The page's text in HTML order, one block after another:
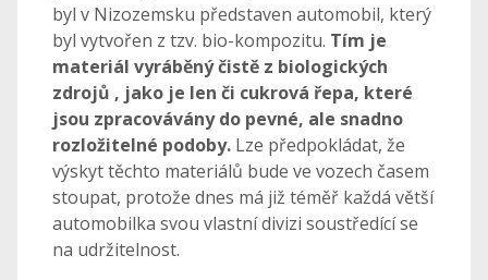
byl v Nizozemsku představen automobil, který
byl vytvořen z tzv. bio-kompozitu. Tím je
materiál vyráběný čistě z biologických
zdrojů , jako je len či cukrová řepa, které
jsou zpracovávány do pevné, ale snadno
rozložitelné podoby. Lze předpokládat, že
výskyt těchto materiálů bude ve vozech časem
stoupat, protože dnes má již téměř každá větší
automobilka svou vlastní divizi soustředící se
na udržitelnost.